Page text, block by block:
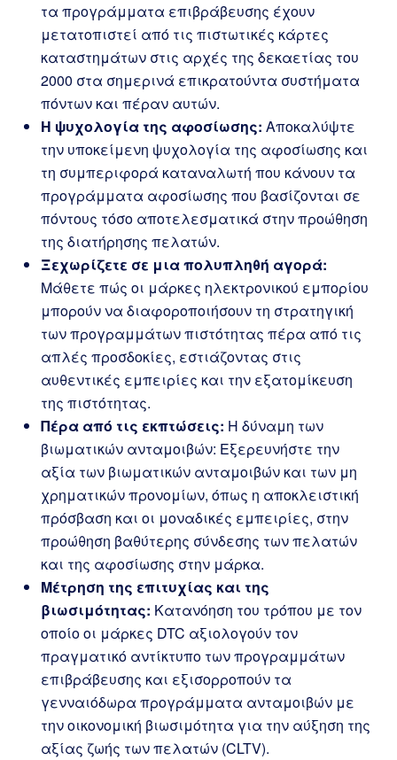
τα προγράμματα επιβράβευσης έχουν
μετατοπιστεί από τις πιστωτικές κάρτες
καταστημάτων στις αρχές της δεκαετίας του
2000 στα σημερινά επικρατούντα συστήματα
πόντων και πέραν αυτών.
Η ψυχολογία της αφοσίωσης: Αποκαλύψτε
την υποκείμενη ψυχολογία της αφοσίωσης και
τη συμπεριφορά καταναλωτή που κάνουν τα
προγράμματα αφοσίωσης που βασίζονται σε
πόντους τόσο αποτελεσματικά στην προώθηση
της διατήρησης πελατών.
Ξεχωρίζετε σε μια πολυπληθή αγορά:
Μάθετε πώς οι μάρκες ηλεκτρονικού εμπορίου
μπορούν να διαφοροποιήσουν τη στρατηγική
των προγραμμάτων πιστότητας πέρα από τις
απλές προσδοκίες, εστιάζοντας στις
αυθεντικές εμπειρίες και την εξατομίκευση
της πιστότητας.
Πέρα από τις εκπτώσεις: Η δύναμη των
βιωματικών ανταμοιβών: Εξερευνήστε την
αξία των βιωματικών ανταμοιβών και των μη
χρηματικών προνομίων, όπως η αποκλειστική
πρόσβαση και οι μοναδικές εμπειρίες, στην
προώθηση βαθύτερης σύνδεσης των πελατών
και της αφοσίωσης στην μάρκα.
Μέτρηση της επιτυχίας και της
βιωσιμότητας: Κατανόηση του τρόπου με τον
οποίο οι μάρκες DTC αξιολογούν τον
πραγματικό αντίκτυπο των προγραμμάτων
επιβράβευσης και εξισορροπούν τα
γενναιόδωρα προγράμματα ανταμοιβών με
την οικονομική βιωσιμότητα για την αύξηση της
αξίας ζωής των πελατών (CLTV).